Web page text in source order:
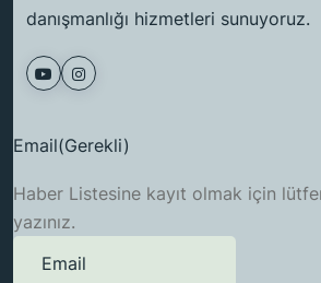
danışmanlığı hizmetleri sunuyoruz.
Email(Gerekli)
Haber Listesine kayıt olmak için
yazınız.